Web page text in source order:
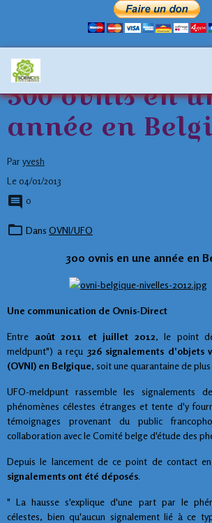
300 ovnis en
année en
Par yvesh
Le 04/01/2013
0
Dans OVNI/UFO
300 ovnis en une année en
Une communication de Ovnis-Direct
Entre août 2011 et juillet 2012, le point
meldpunt") a reçu 326 signalements d'objets
(OVNI) en Belgique, soit une quarantaine de
UFO-meldpunt rassemble les signalements
phénomènes célestes étranges et tente d'y
témoignages provenant du public
collaboration avec le Comité belge d'étude des
Depuis le lancement de ce point de contact en
signalements ont été déposés.
" La hausse s'explique d'une part par le
célestes, bien qu'aucun signalement lié à ce